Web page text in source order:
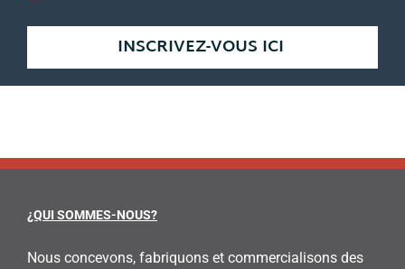
INSCRIVEZ-VOUS ICI
¿QUI SOMMES-NOUS?
Nous concevons, fabriquons et commercialisons des